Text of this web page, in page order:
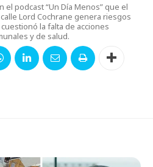
podcast “Un Día Menos” que el
Lord Cochrane genera riesgos
la falta de acciones
y de salud.